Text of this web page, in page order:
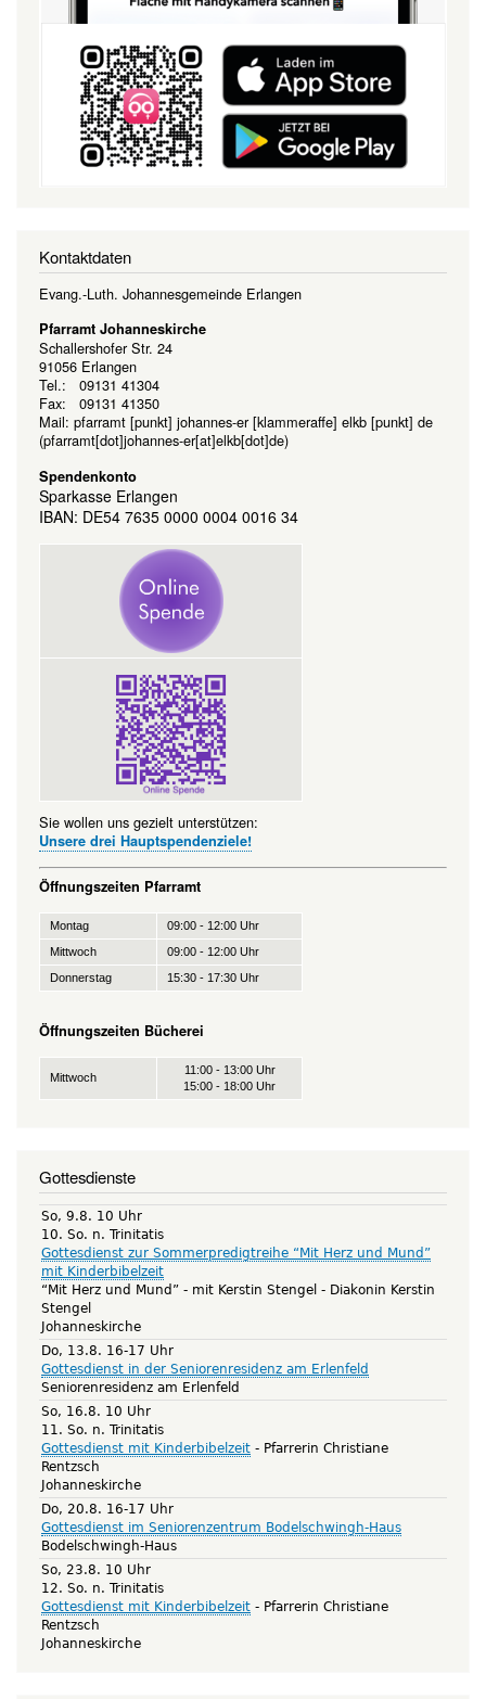
Kontaktdaten
Evang.-Luth. Johannesgemeinde Erlangen
Pfarramt Johanneskirche
Schallershofer Str. 24
91056 Erlangen
Tel.: 09131 41304
Fax: 09131 41350
Mail: pfarramt [punkt] johannes-er [klammeraffe] elkb [punkt] de
(pfarramt[dot]johannes-er[at]elkb[dot]de)
Spendenkonto
Sparkasse Erlangen
IBAN: DE54 7635 0000 0004 0016 34
Sie wollen uns gezielt unterstützen:
Unsere drei Hauptspendenziele!
Öffnungszeiten Pfarramt
Montag
09:00 - 12:00 Uhr
Mittwoch
09:00 - 12:00 Uhr
Donnerstag
15:30 - 17:30 Uhr
Öffnungszeiten Bücherei
Mittwoch
11:00 - 13:00 Uhr
15:00 - 18:00 Uhr
Gottesdienste
So, 9.8. 10 Uhr
10. So. n. Trinitatis
Gottesdienst zur Sommerpredigtreihe “Mit Herz und Mund”
mit Kinderbibelzeit
“Mit Herz und Mund” - mit Kerstin Stengel
Diakonin Kerstin
Stengel
Johanneskirche
Do, 13.8. 16-17 Uhr
Gottesdienst in der Seniorenresidenz am Erlenfeld
Seniorenresidenz am Erlenfeld
So, 16.8. 10 Uhr
11. So. n. Trinitatis
Gottesdienst mit Kinderbibelzeit
Pfarrerin Christiane
Rentzsch
Johanneskirche
Do, 20.8. 16-17 Uhr
Gottesdienst im Seniorenzentrum Bodelschwingh-Haus
Bodelschwingh-Haus
So, 23.8. 10 Uhr
12. So. n. Trinitatis
Gottesdienst mit Kinderbibelzeit
Pfarrerin Christiane
Rentzsch
Johanneskirche